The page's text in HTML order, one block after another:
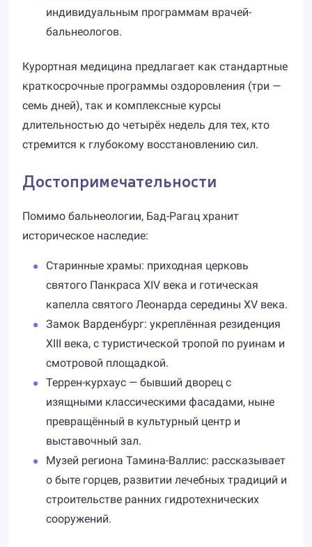
индивидуальным программам врачей-
бальнеологов.
Курортная медицина предлагает как стандартные
краткосрочные программы оздоровления (три —
семь дней), так и комплексные курсы
длительностью до четырёх недель для тех, кто
стремится к глубокому восстановлению сил.
Достопримечательности
Помимо бальнеологии, Бад-Рагац хранит
историческое наследие:
Старинные храмы: приходная церковь
святого Панкраса XIV века и готическая
капелла святого Леонарда середины XV века.
Замок Варденбург: укреплённая резиденция
XIII века, с туристической тропой по руинам и
смотровой площадкой.
Террен-курхаус — бывший дворец с
изящными классическими фасадами, ныне
превращённый в культурный центр и
выставочный зал.
Музей региона Тамина-Валлис: рассказывает
о быте горцев, развитии лечебных традиций и
строительстве ранних гидротехнических
сооружений.